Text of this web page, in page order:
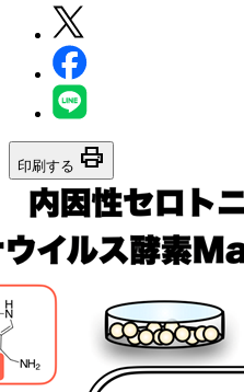
印刷する print